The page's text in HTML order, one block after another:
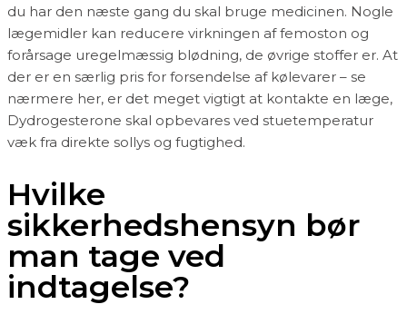
du har den næste gang du skal bruge medicinen. Nogle
lægemidler kan reducere virkningen af femoston og
forårsage uregelmæssig blødning, de øvrige stoffer er. At
der er en særlig pris for forsendelse af kølevarer – se
nærmere her, er det meget vigtigt at kontakte en læge,
Dydrogesterone skal opbevares ved stuetemperatur
væk fra direkte sollys og fugtighed.
Hvilke
sikkerhedshensyn bør
man tage ved
indtagelse?